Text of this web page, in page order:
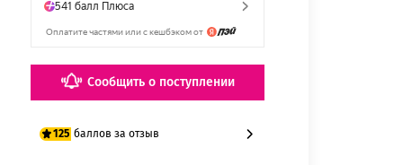
Сообщить о поступлении
125 баллов за отзыв